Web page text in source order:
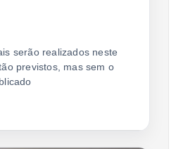
serão realizados neste
previstos, mas sem o